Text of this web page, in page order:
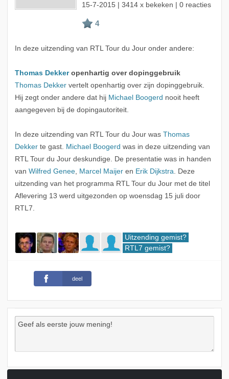
15-7-2015 | 3414 x bekeken | 0 reacties
In deze uitzending van RTL Tour du Jour onder andere:
Thomas Dekkeropenhartig over dopinggebruik
Thomas Dekkervertelt openhartig over zijn dopinggebruik.
Hij zegt onder andere dat hij Michael Boogerd nooit heeft
aangegeven bij de dopingautoriteit.
In deze uitzending van RTL Tour du Jour was Thomas
Dekkerte gast. Michael Boogerd was in deze uitzending van
RTL Tour du Jour deskundige. De presentatie was in handen
van Wilfred Genee, Marcel Maijeren Erik Dijkstra. Deze
uitzending van het programma RTL Tour du Jour met de titel
Aflevering 13 werd uitgezonden op woensdag 15 juli door
RTL7.
Uitzending gemist?
RTL7 gemist?
deel